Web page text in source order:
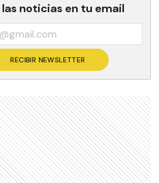
las noticias en tu email
RECIBIR NEWSLETTER